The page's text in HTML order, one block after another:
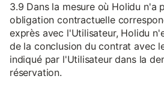
3.9 Dans la mesure où Holidu n'a
obligation contractuelle
exprès avec l'Utilisateur, Holidu
de la conclusion du contrat avec
indiqué par l'Utilisateur dans la
réservation.